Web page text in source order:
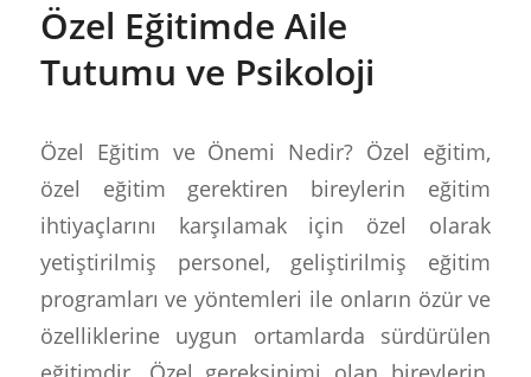
Özel Eğitimde Aile
Tutumu ve Psikoloji
Özel Eğitim ve Önemi Nedir? Özel eğitim,
özel eğitim gerektiren bireylerin eğitim
ihtiyaçlarını karşılamak için özel olarak
yetiştirilmiş personel, geliştirilmiş eğitim
programları ve yöntemleri ile onların özür ve
özelliklerine uygun ortamlarda sürdürülen